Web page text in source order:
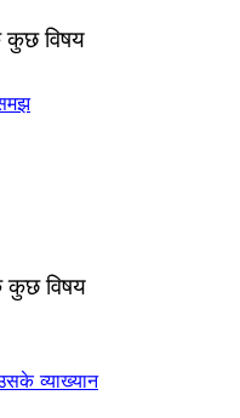
कुछ विषय
कुछ विषय
व्याख्यान